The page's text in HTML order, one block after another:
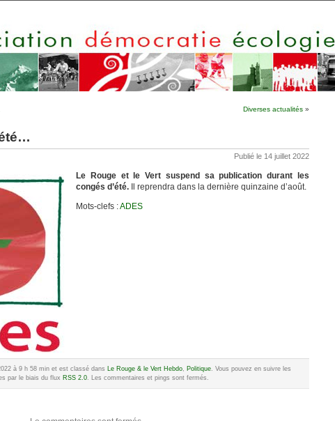
Diverses actualités »
Publié le 14 juillet 2022
Le Rouge et le Vert suspend sa publication durant les
congés d’été.
Il reprendra dans la dernière quinzaine d’août.
Mots-clefs :ADES
à 9 h 58 min et est classé dans Le Rouge & le Vert Hebdo, Politique. Vous pouvez en suivre les
par le biais du flux RSS 2.0. Les commentaires et pings sont fermés.